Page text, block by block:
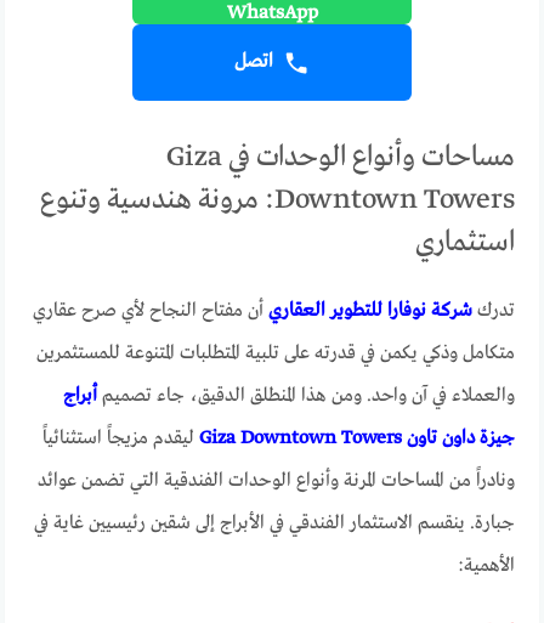
اتصل
مساحات وأنواع الوحدات في Giza
Downtown Towers: مرونة هندسية وتنوع
استثماري
تدركشركة نوفارا للتطوير العقاري أن مفتاح النجاح لأي صرح عقاري
متكامل وذكي يكمن في قدرته على تلبية المتطلبات المتنوعة للمستثمرين
والعملاء في آن واحد. ومن هذا المنطلق الدقيق، جاء تصميمأبراج
جيزة داون تاون Giza Downtown Towers
ليقدم مزيجاً استثنائياً
ونادراً من المساحات المرنة وأنواع الوحدات الفندقية التي تضمن عوائد
جبارة. ينقسم الاستثمار الفندقي في الأبراج إلى شقين رئيسيين غاية في
الأهمية: